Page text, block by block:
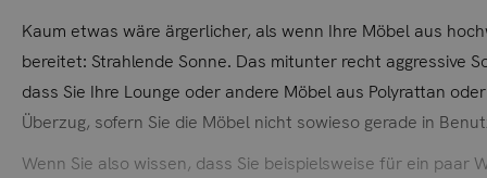
Kaum etwas wäre ärgerlicher, als wenn Ihre Möbel aus
bereitet: Strahlende Sonne. Das mitunter recht aggressive
dass Sie Ihre Lounge oder andere Möbel aus Polyrattan
Überzug, sofern Sie die Möbel nicht sowieso gerade in
Wenn Sie also wissen, dass Sie beispielsweise für ein